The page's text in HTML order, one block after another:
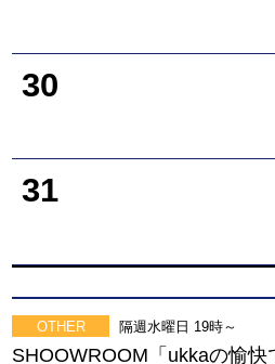
30
31
OTHER 隔週水曜日 19時～
SHOOWROOM「ukkaの愉快